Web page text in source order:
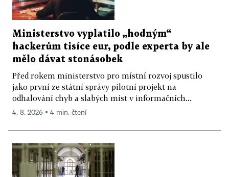
Ministerstvo vyplatilo „hodným“
hackerům tisíce eur, podle experta by ale
mělo dávat stonásobek
Před rokem ministerstvo pro místní rozvoj spustilo
jako první ze státní správy pilotní projekt na
odhalování chyb a slabých míst v informačních...
4. 8. 2026 ▪ 4 min. čtení